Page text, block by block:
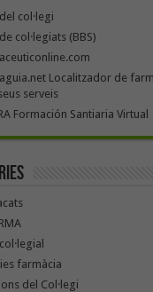
col·legi
col·legiats (BBS)
Localitzador de
serveis
Formación Santiaria Virtual
farmàcia
del Col·legi